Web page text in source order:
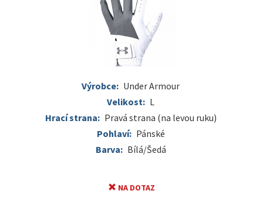
Výrobce: Under Armour
Velikost: L
Hrací strana: Pravá strana (na levou ruku)
Pohlaví: Pánské
Barva: Bílá/Šedá
NA DOTAZ